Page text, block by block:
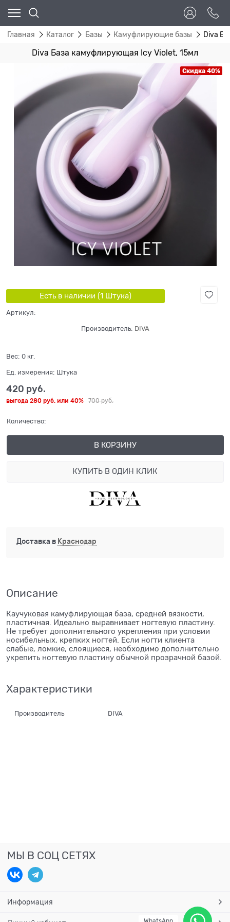
Главная Каталог Базы Камуфлирующие базы Diva
Diva База камуфлирующая Icy Violet, 15мл
Скидка 40%
Есть в наличии (1 Штука)
Артикул:
Производитель: DIVA
Вес: 0 кг.
Ед. измерения: Штука
700 руб.
420 руб.
выгода 280 руб. или 40%
Количество:
В КОРЗИНУ
КУПИТЬ В ОДИН КЛИК
Доставка в Краснодар
Описание
Каучуковая камуфлирующая база, средней вязкости,
пластичная. Идеально выравнивает ногтевую пластину.
Не требует дополнительного укрепления при условии
носибельных, крепких ногтей. Если ногти клиента
слабые, ломкие, слоящиеся, необходимо дополнительно
укрепить ногтевую пластину обычной прозрачной базой.
Характеристики
Производитель DIVA
МЫ В СОЦ СЕТЯХ
Информация